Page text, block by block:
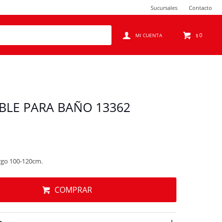
$0
Sucursales Contacto
PARA BAÑO 13362
100-120cm.
COMPRAR